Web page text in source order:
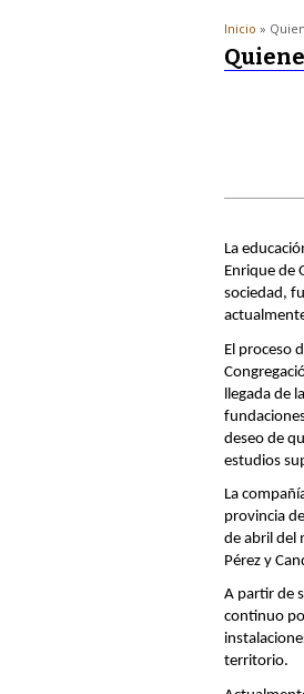
Inicio »
La
Enrique de
sociedad,
El proceso
llegada de
deseo de
estudios
La
provincia
de abril del
Pérez y
A partir de
continuo
territorio.